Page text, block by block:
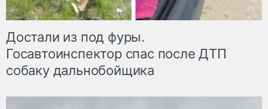
Достали из под фуры.
Госавтоинспектор спас после ДТП
собаку дальнобойщика